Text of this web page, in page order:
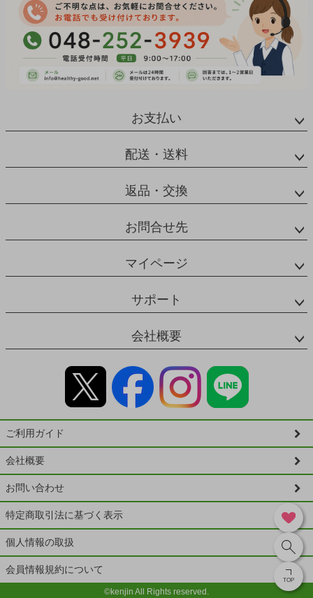
お支払い
配送・送料
返品・交換
お問合せ先
マイページ
サポート
会社概要
ご利用ガイド
会社概要
お問い合わせ
特定商取引法に基づく表示
個人情報の取扱
会員情報規約について
©kenjin All Rights reserved.
TOP